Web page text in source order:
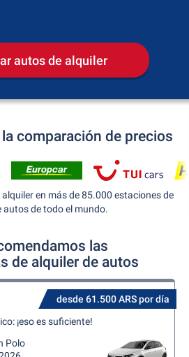
autos de alquiler
comparación de precios
en más de 85.000 estaciones de
autos de todo el mundo.
las
de alquiler de autos
desde 61.500 ARS por día
¡eso es suficiente!
Polo